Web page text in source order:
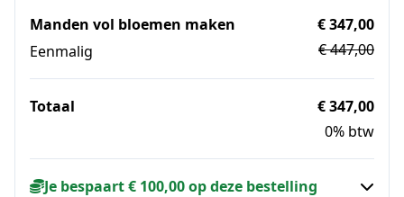
Manden vol bloemen maken
Eenmalig
€ 347,00
€ 447,00
Totaal
€ 347,00
0% btw
Je bespaart € 100,00 op deze bestelling